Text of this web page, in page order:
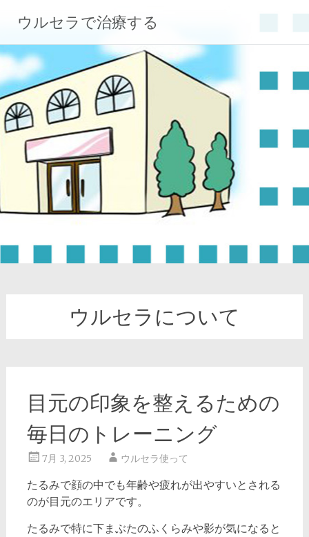
テ
ン
ツ
へ
ス
キ
ウルセラで治療する
ウルセラについて
目元の印象を整えるための
毎日のトレーニング
7月 3, 2025 ウルセラ使って
たるみで顔の中でも年齢や疲れが出やすいとされる
のが目元のエリアです。
たるみで特に下まぶたのふくらみや影が気になると